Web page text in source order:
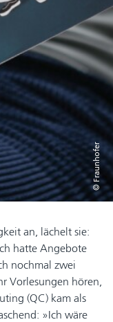
© Fraunhofer
an, lächelt sie:
hatte Angebote
nochmal zwei
Vorlesungen hören,
(QC) kam als
»Ich wäre